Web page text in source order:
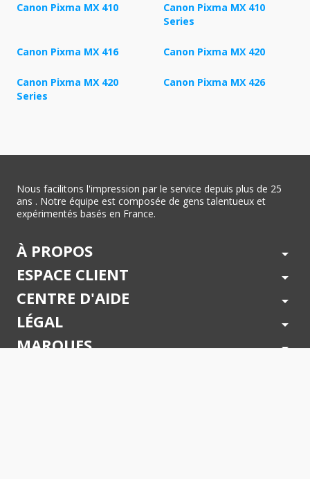
Canon Pixma MX 410
Canon Pixma MX 410
Series
Canon Pixma MX 416 Canon Pixma MX 420
Canon Pixma MX 420
Series
Canon Pixma MX 426
Nous facilitons l'impression par le service depuis plus de 25
ans . Notre équipe est composée de gens talentueux et
expérimentés basés en France.
À PROPOS arrow_drop_down
ESPACE CLIENT arrow_drop_down
CENTRE D'AIDE arrow_drop_down
LÉGAL arrow_drop_down
MARQUES arrow_drop_down